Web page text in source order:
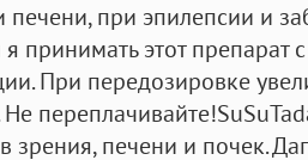
печени, при эпилепсии и
принимать этот препарат
При передозировке
зрения, печени и почек.